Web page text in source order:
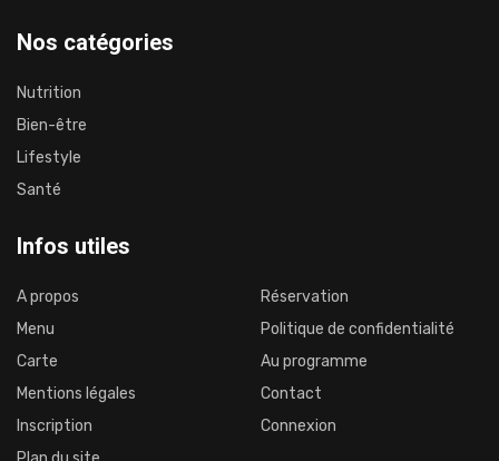
Nos catégories
Nutrition
Bien-être
Lifestyle
Santé
Infos utiles
A propos
Réservation
Menu
Politique de confidentialité
Carte
Au programme
Mentions légales
Contact
Inscription
Connexion